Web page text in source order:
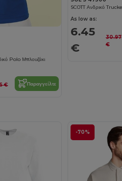
Polo Μπλουζάκι
€ Παραγγείλτε
As low as:
6.45
€
30.97
€
-70%